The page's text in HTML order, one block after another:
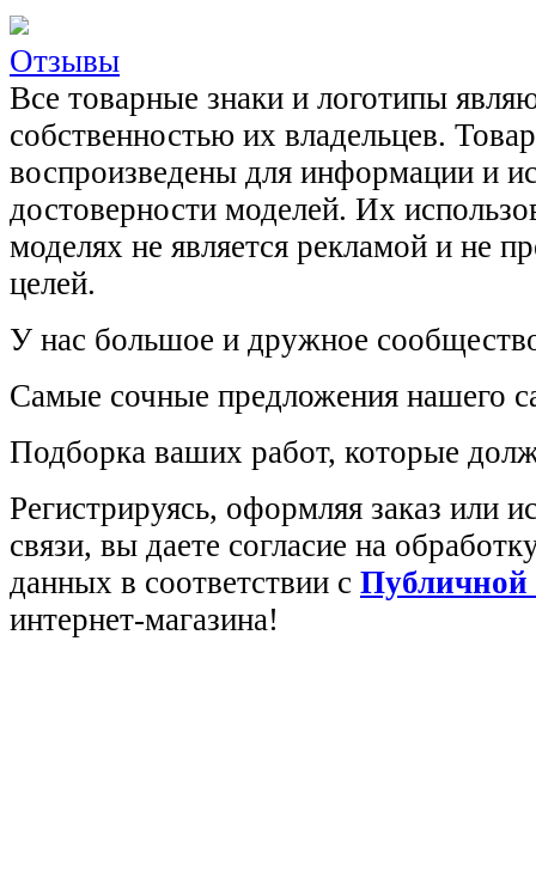
Отзывы
Все товарные знаки и логотипы
собственностью их владельцев.
воспроизведены для информации и
достоверности моделей. Их
моделях не является рекламой и не
целей.
У нас большое и дружное
Самые сочные предложения нашего
Подборка ваших работ, которые
Регистрируясь, оформляя заказ или
связи, вы даете согласие на
данных в соответствии с Публичной
интернет-магазина!